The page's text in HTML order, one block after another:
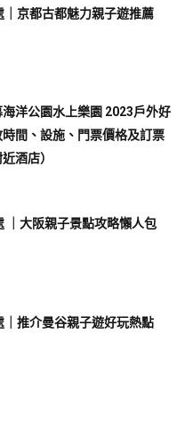
京都古都魅力親子遊推薦
海洋公園水上樂園 2023戶外好
間、設施、門票價格及訂票
酒店）
｜大阪親子景點攻略懶人包
推介曼谷親子遊好玩熱點